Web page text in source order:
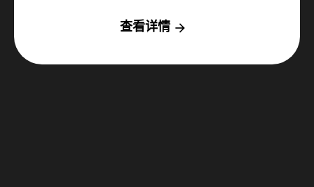
查看详情 arrow_forward